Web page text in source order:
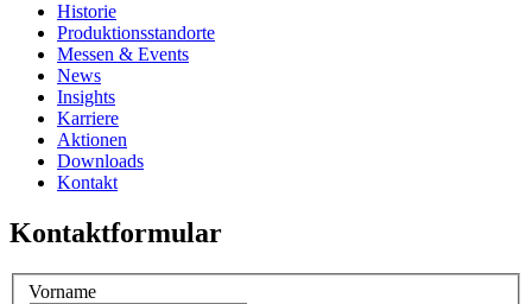
Historie
Produktionsstandorte
Messen & Events
News
Insights
Karriere
Aktionen
Downloads
Kontakt
Kontaktformular
Vorname